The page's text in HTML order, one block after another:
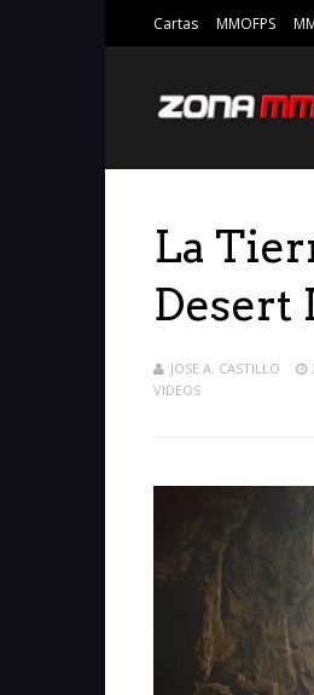
Cartas MMOFPS
La
Desert
JOSE A. CASTILLO
VIDEOS